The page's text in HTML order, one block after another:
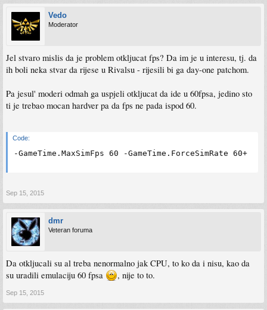
Vedo
Moderator
Jel stvaro mislis da je problem otkljucat fps? Da im je u interesu, tj. da
ih boli neka stvar da rijese u Rivalsu - rijesili bi ga day-one patchom.
Pa jesul' moderi odmah ga uspjeli otkljucat da ide u 60fpsa, jedino sto
ti je trebao mocan hardver pa da fps ne pada ispod 60.
Code:
-GameTime.MaxSimFps 60 -GameTime.ForceSimRate 60+
Sep 15, 2015
dmr
Veteran foruma
Da otkljucali su al treba nenormalno jak CPU, to ko da i nisu, kao da
su uradili emulaciju 60 fpsa
, nije to to.
Sep 15, 2015